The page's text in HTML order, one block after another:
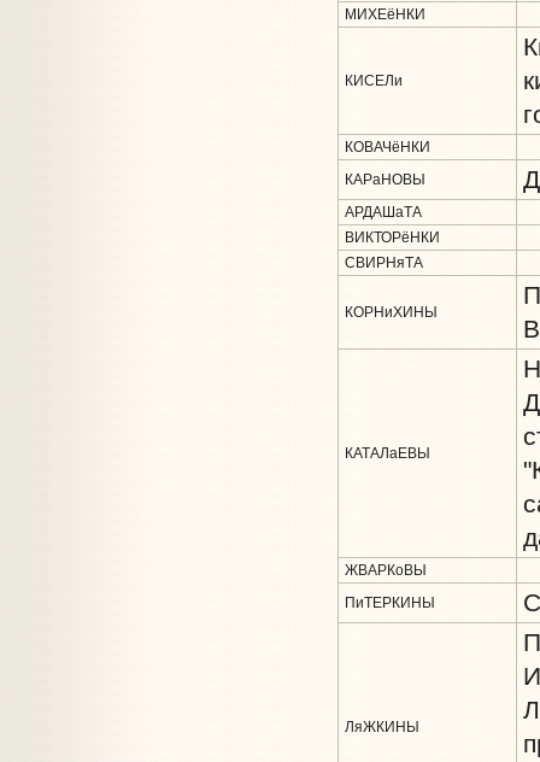
МИХЕёНКИ
КИСЕЛи
КОВАЧёНКИ
КАРаНОВЫ
АРДАШаТА
ВИКТОРёНКИ
СВИРНяТА
КОРНиХИНЫ
КАТАЛаЕВЫ
ЖВАРКоВЫ
ПиТЕРКИНЫ
ЛяЖКИНЫ